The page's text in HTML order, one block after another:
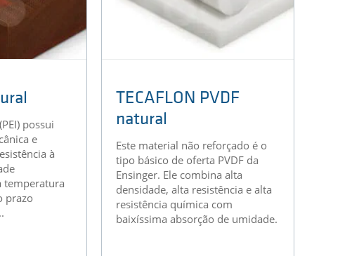
possui
e
à
temperatura
prazo
TECAFLON PVDF
natural
Este material não reforçado é o
tipo básico de oferta PVDF da
Ensinger. Ele combina alta
densidade, alta resistência e alta
resistência química com
baixíssima absorção de umidade.